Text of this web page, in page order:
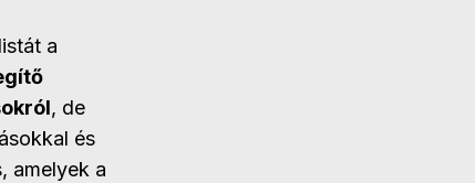
a
, de
és
amelyek a